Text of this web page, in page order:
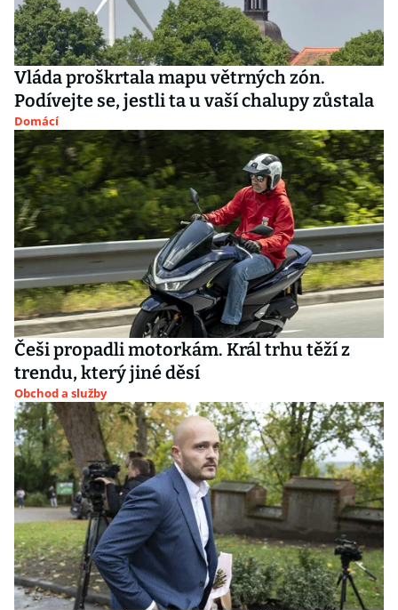
Vláda proškrtala mapu větrných zón.
Podívejte se, jestli ta u vaší chalupy zůstala
Domácí
Češi propadli motorkám. Král trhu těží z
trendu, který jiné děsí
Obchod a služby